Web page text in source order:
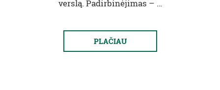
verslą. Padirbinėjimas – …
PLAČIAU